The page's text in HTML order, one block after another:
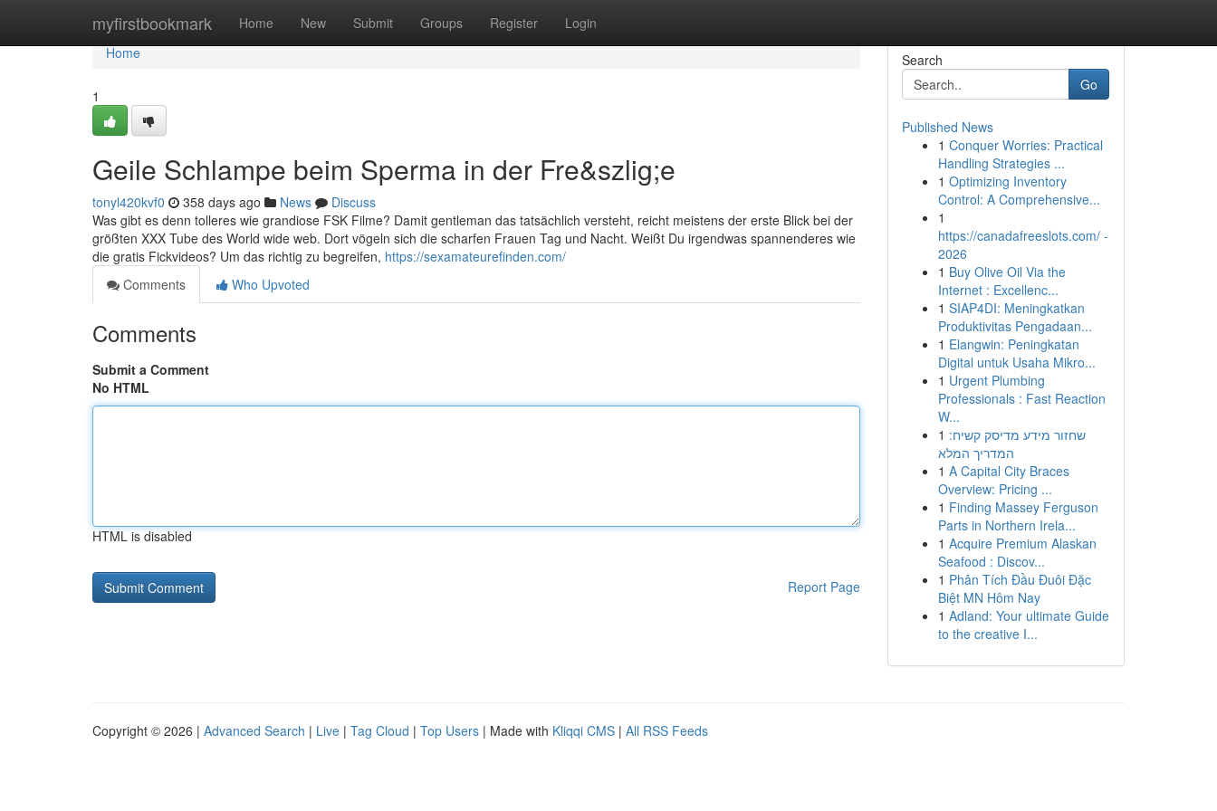
myfirstbookmark Home New Submit Groups Register Login
Home
Home
1
Geile Schlampe beim Sperma in der Fre&szlig;e
tonyl420kvf0 358 days ago News
Discuss
Was gibt es denn tolleres wie grandiose FSK Filme? Damit gentleman das tatsächlich versteht, reicht meistens der erste Blick bei der
größten XXX Tube des World wide web. Dort vögeln sich die scharfen Frauen Tag und Nacht. Weißt Du irgendwas spannenderes wie
die gratis Fickvideos? Um das richtig zu begreifen, https://sexamateurefinden.com/
Comments
Who Upvoted
Comments
Submit a Comment
No HTML
HTML is disabled
Report Page
Search
Go
Published News
1 Conquer Worries: Practical
Handling Strategies ...
1 Optimizing Inventory
Control: A Comprehensive...
1
https://canadafreeslots.com/ -
2026
1 Buy Olive Oil Via the
Internet : Excellenc...
1 SIAP4DI: Meningkatkan
Produktivitas Pengadaan...
1 Elangwin: Peningkatan
Digital untuk Usaha Mikro...
1 Urgent Plumbing
Professionals : Fast Reaction
W...
1 שחזור מידע מדיסק קשיח:
המדריך המלא
1 A Capital City Braces
Overview: Pricing ...
1 Finding Massey Ferguson
Parts in Northern Irela...
1 Acquire Premium Alaskan
Seafood : Discov...
1 Phân Tích Đầu Đuôi Đặc
Biệt MN Hôm Nay
1 Adland: Your ultimate Guide
to the creative I...
Copyright © 2026 | Advanced Search | Live | Tag Cloud | Top Users | Made with Kliqqi CMS | All RSS Feeds